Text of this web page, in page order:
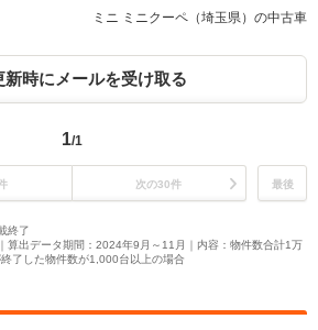
ミニ ミニクーペ（埼玉県）の中古車
新時にメールを受け取る
1/1
次の30件 最後
終了
算出データ期間：2024年9月～11月｜内容：物件数合計1万
了した物件数が1,000台以上の場合